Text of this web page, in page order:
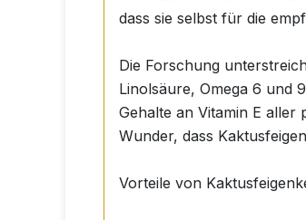
dass sie selbst für die
Die Forschung
Linolsäure, Omega 6 und
Gehalte an Vitamin E
Wunder, dass
Vorteile von